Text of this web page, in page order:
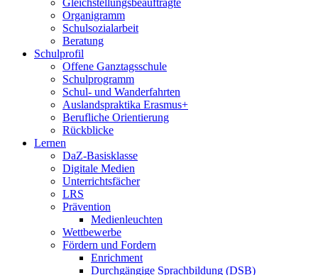
Gleichstellungsbeauftragte
Organigramm
Schulsozialarbeit
Beratung
Schulprofil
Offene Ganztagsschule
Schulprogramm
Schul- und Wanderfahrten
Auslandspraktika Erasmus+
Berufliche Orientierung
Rückblicke
Lernen
DaZ-Basisklasse
Digitale Medien
Unterrichtsfächer
LRS
Prävention
Medienleuchten
Wettbewerbe
Fördern und Fordern
Enrichment
Durchgängige Sprachbildung (DSB)